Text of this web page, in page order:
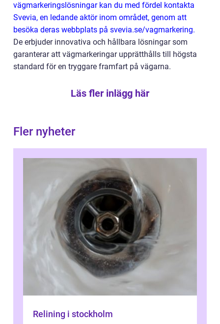
vägmarkeringslösningar kan du med fördel kontakta
Svevia, en ledande aktör inom området, genom att
besöka deras webbplats på svevia.se/vagmarkering.
De erbjuder innovativa och hållbara lösningar som
garanterar att vägmarkeringar upprätthålls till högsta
standard för en tryggare framfart på vägarna.
Läs fler inlägg här
Fler nyheter
Relining i stockholm